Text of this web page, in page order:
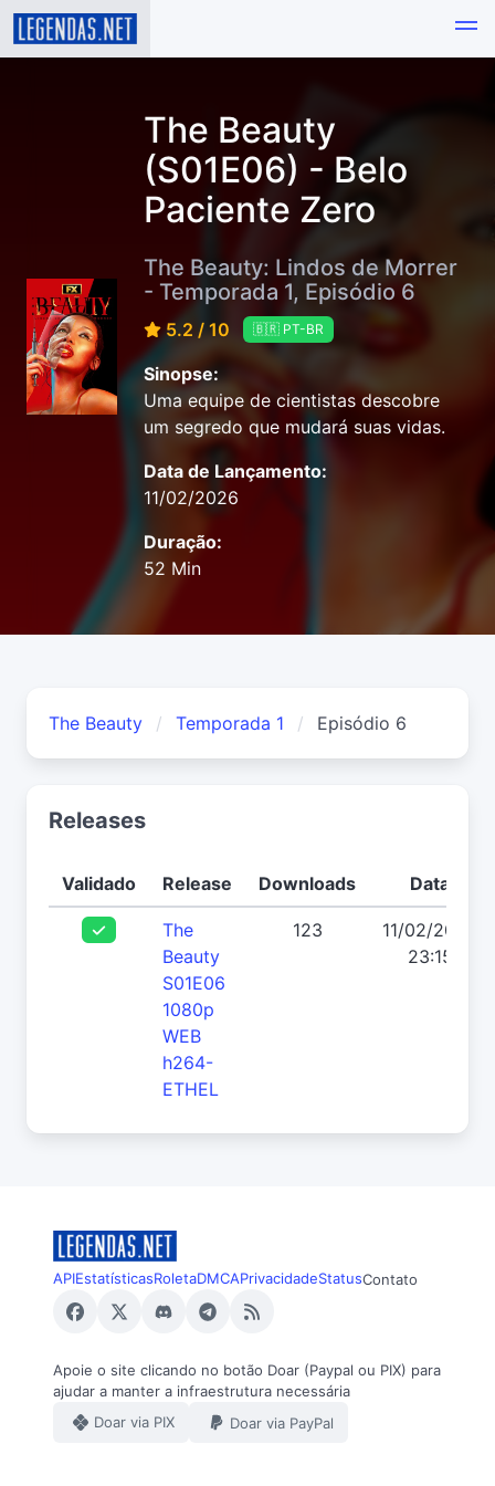
The Beauty
(S01E06) - Belo
Paciente Zero
The Beauty: Lindos de Morrer
- Temporada 1, Episódio 6
5.2 / 10 🇧🇷 PT-BR
Sinopse:
Uma equipe de cientistas descobre
um segredo que mudará suas vidas.
Data de Lançamento:
11/02/2026
Duração:
52 Min
The Beauty Temporada 1 Episódio 6
Releases
Validado Release Downloads Data
The
Beauty
S01E06
1080p
WEB
h264-
ETHEL
123
11/02/2026
23:15
APIEstatísticasRoletaDMCAPrivacidadeStatusContato
Apoie o site clicando no botão Doar (Paypal ou PIX) para
ajudar a manter a infraestrutura necessária
Doar via PIX
Doar via PayPal